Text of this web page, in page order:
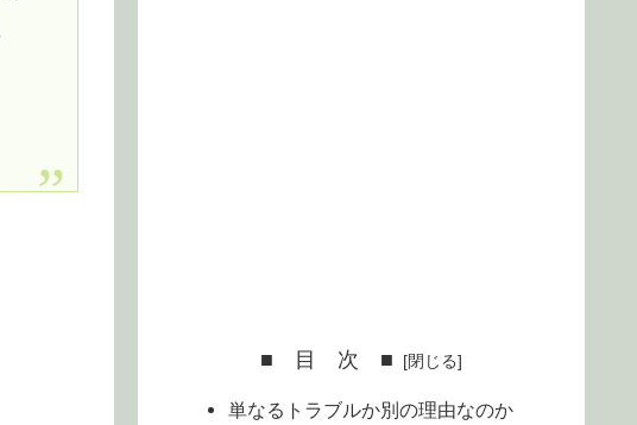
■ 目 次 ■
単なるトラブルか別の理由なのか